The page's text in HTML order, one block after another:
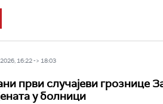
16:22 -> 18:03
први случајеви грознице
у болници